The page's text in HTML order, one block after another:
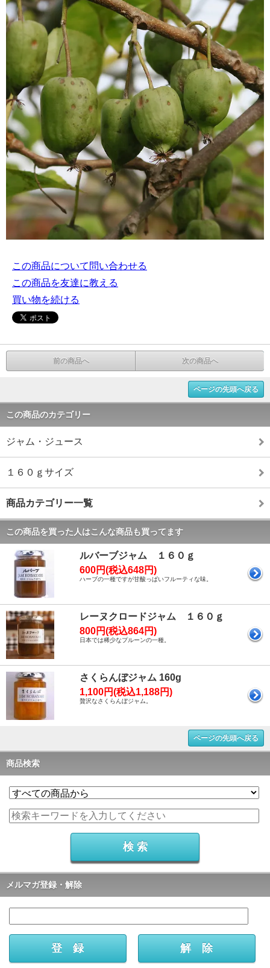
この商品について問い合わせる
この商品を友達に教える
買い物を続ける
前の商品へ 次の商品へ
ページの先頭へ戻る
この商品のカテゴリー
ジャム・ジュース
１６０ｇサイズ
商品カテゴリー一覧
この商品を買った人はこんな商品も買ってます
ルバーブジャム １６０ｇ
600円(税込648円)
ハーブの一種ですが甘酸っぱいフルーティな味。
レーヌクロードジャム １６０ｇ
800円(税込864円)
日本では稀少なプルーンの一種。
さくらんぼジャム 160g
1,100円(税込1,188円)
贅沢なさくらんぼジャム。
ページの先頭へ戻る
商品検索
メルマガ登録・解除